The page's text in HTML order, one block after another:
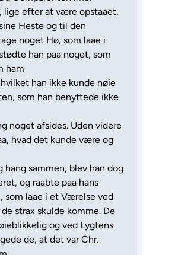
lige efter at være opstaaet,
Heste og til den
noget Hø, som laae i
han paa noget, som
ham
han ikke kunde nøie
som han benyttede ikke
noget afsides. Uden videre
hvad det kunde være og
hang sammen, blev han dog
og raabte paa hans
som laae i et Værelse ved
strax skulde komme. De
og ved Lygtens
de, at det var Chr.